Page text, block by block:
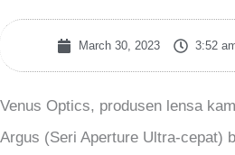
March 30, 2023 3:52
Venus Optics, produsen lensa
Argus (Seri Aperture Ultra-cepat)